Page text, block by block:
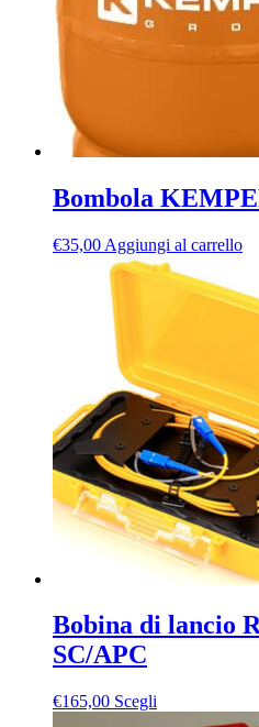
Bombola
€35,00 Aggiungi al carrello
Bobina di lancio
SC/APC
€165,00 Scegli